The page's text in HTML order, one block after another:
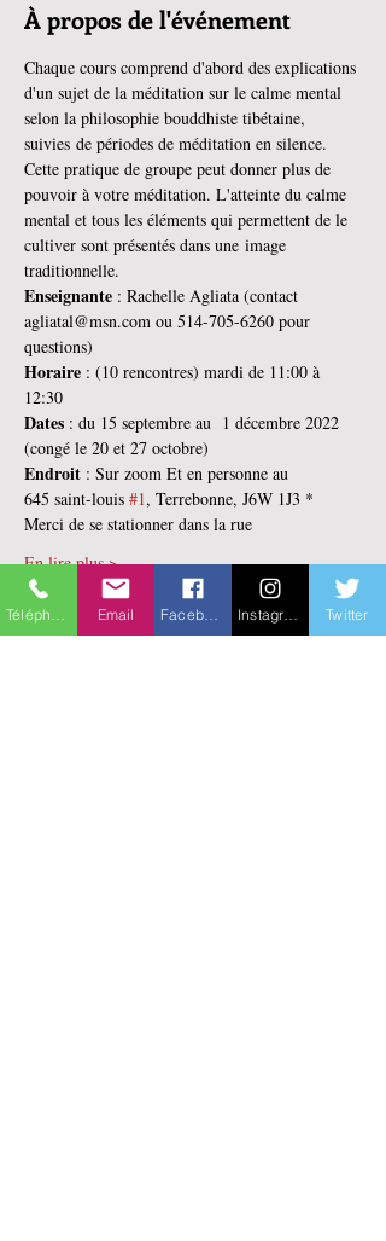
À propos de l'événement
Chaque cours comprend d'abord des explications
d'un sujet de la méditation sur le calme mental
selon la philosophie bouddhiste tibétaine,
suivies de périodes de méditation en silence.
Cette pratique de groupe peut donner plus de
pouvoir à votre méditation. L'atteinte du calme
mental et tous les éléments qui permettent de le
cultiver sont présentés dans une image
traditionnelle.
Enseignante : Rachelle Agliata (contact
agliatal@msn.com ou 514-705-6260 pour
questions)
Horaire : (10 rencontres) mardi de 11:00 à
12:30
Dates : du 15 septembre au  1 décembre 2022
(congé le 20 et 27 octobre)
Endroit : Sur zoom Et en personne au
645 saint-louis #1, Terrebonne, J6W 1J3 *
Merci de se stationner dans la rue
En lire plus >
Billets
Email Twitter